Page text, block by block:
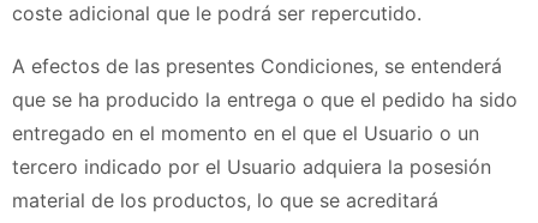
coste adicional que le podrá ser repercutido.
A efectos de las presentes Condiciones, se entenderá
que se ha producido la entrega o que el pedido ha sido
entregado en el momento en el que el Usuario o un
tercero indicado por el Usuario adquiera la posesión
material de los productos, lo que se acreditará